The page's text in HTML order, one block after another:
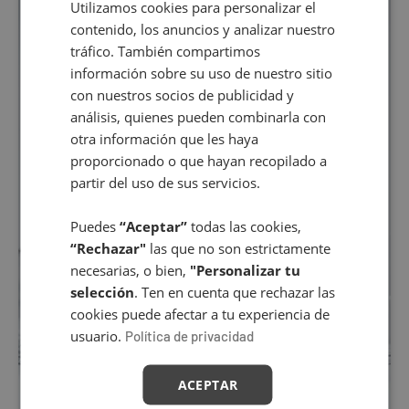
SPANISH
ENGLISH
Utilizamos cookies para personalizar el
contenido, los anuncios y analizar nuestro
tráfico. También compartimos
información sobre su uso de nuestro sitio
con nuestros socios de publicidad y
análisis, quienes pueden combinarla con
otra información que les haya
proporcionado o que hayan recopilado a
partir del uso de sus servicios.
Puedes“Aceptar” todas las cookies,
“Rechazar" las que no son estrictamente
necesarias, o bien, "Personalizar tu
selección. Ten en cuenta que rechazar las
cookies puede afectar a tu experiencia de
usuario. Política de privacidad
ACEPTAR